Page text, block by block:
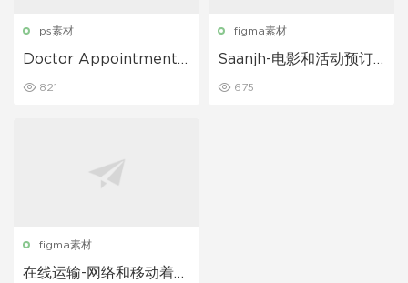
ps素材
Doctor Appointment
821
figma素材
Saanjh-电影和活动预订U
675
figma素材
在线运输-网络和移动着陆